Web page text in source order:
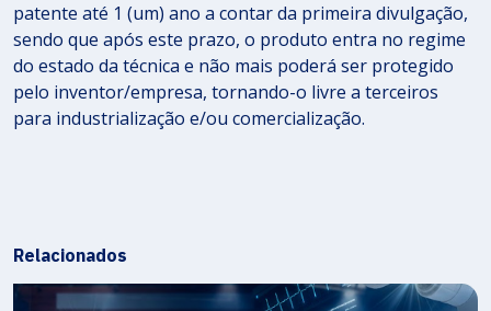
patente até 1 (um) ano a contar da primeira divulgação,
sendo que após este prazo, o produto entra no regime
do estado da técnica e não mais poderá ser protegido
pelo inventor/empresa, tornando-o livre a terceiros
para industrialização e/ou comercialização.
Relacionados